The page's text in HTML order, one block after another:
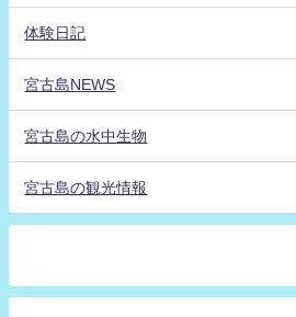
体験日記
宮古島NEWS
宮古島の水中生物
宮古島の観光情報